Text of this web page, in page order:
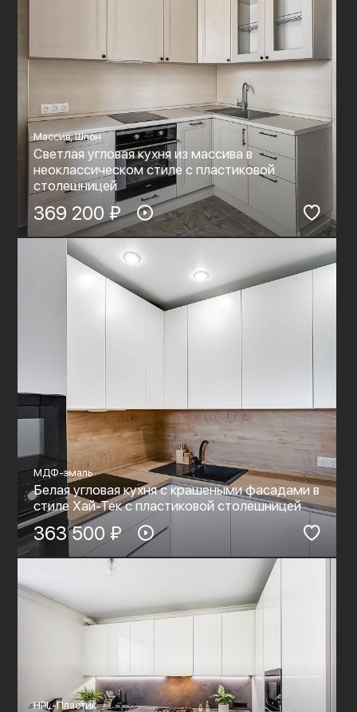
Массив, Шпон
Светлая угловая кухня из массива в
неоклассическом стиле с пластиковой
столешницей
369 200 ₽
МДФ-эмаль
Белая угловая кухня с крашеными фасадами в
стиле Хай-Тек с пластиковой столешницей
363 500 ₽
HPL-Пластик